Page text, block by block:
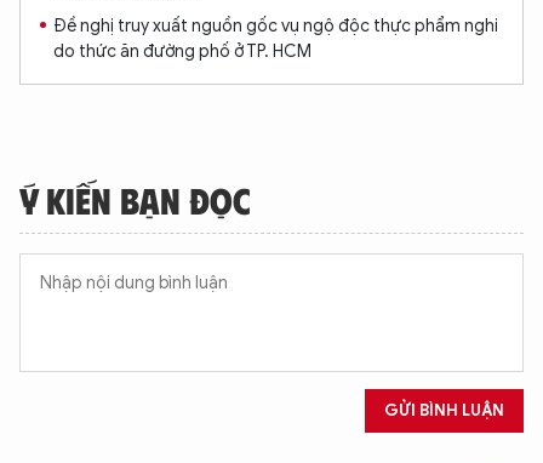
Đề nghị truy xuất nguồn gốc vụ ngộ độc thực phẩm nghi
do thức ăn đường phố ở TP. HCM
Ý KIẾN BẠN ĐỌC
GỬI BÌNH LUẬN